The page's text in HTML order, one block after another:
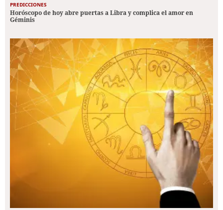
PREDICCIONES
Horóscopo de hoy abre puertas a Libra y complica el amor en
Géminis